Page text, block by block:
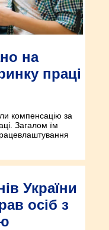
на
праці
компенсацію за
Загалом їм
України
осіб з